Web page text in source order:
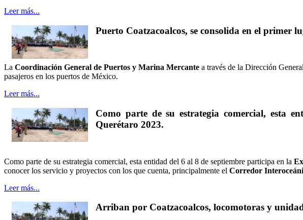
Leer más...
Puerto Coatzacoalcos, se consolida en el primer
La Coordinación General de Puertos y Marina Mercante a través de la Dirección
pasajeros en los puertos de México.
Leer más...
Como parte de su estrategia comercial, esta
Querétaro 2023.
Como parte de su estrategia comercial, esta entidad del 6 al 8 de septiembre participa en la
conocer los servicio y proyectos con los que cuenta, principalmente el Corredor
Leer más...
Arriban por Coatzacoalcos, locomotoras y